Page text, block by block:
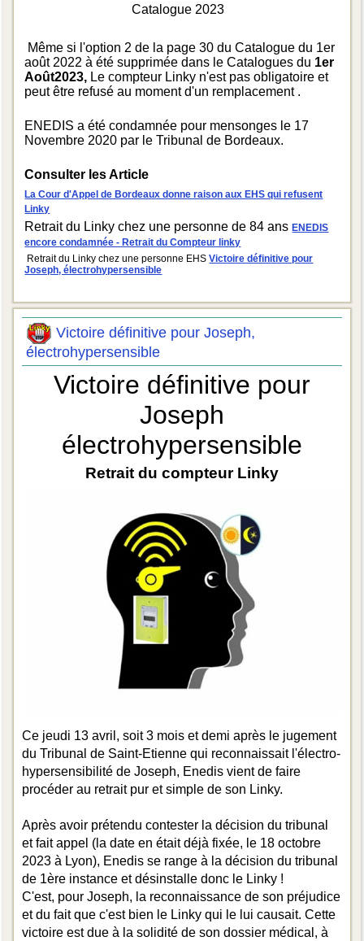
Catalogue 2023
Même si l'option 2 de la page 30 du Catalogue du 1er
août 2022 à été supprimée dans le Catalogues du 1er
Août2023, Le compteur Linky n'est pas obligatoire et
peut être refusé au moment d'un remplacement .
ENEDIS a été condamnée pour mensonges le 17
Novembre 2020 par le Tribunal de Bordeaux.
Consulter les Article
La Cour d'Appel de Bordeaux donne raison aux EHS qui refusent
Linky
Retrait du Linky chez une personne de 84 ansENEDIS
encore condamnée - Retrait du Compteur linky
Retrait du Linky chez une personne EHSVictoire définitive pour
Joseph, électrohypersensible
Victoire définitive pour Joseph,
électrohypersensible
Victoire définitive pour
Joseph
électrohypersensible
Retrait du compteur Linky
Ce jeudi 13 avril, soit 3 mois et demi après le jugement
du Tribunal de Saint-Etienne qui reconnaissait l'électro-
hypersensibilité de Joseph, Enedis vient de faire
procéder au retrait pur et simple de son Linky.
Après avoir prétendu contester la décision du tribunal
et fait appel (la date en était déjà fixée, le 18 octobre
2023 à Lyon), Enedis se range à la décision du tribunal
de 1ère instance et désinstalle donc le Linky !
C'est, pour Joseph, la reconnaissance de son préjudice
et du fait que c'est bien le Linky qui le lui causait. Cette
victoire est due à la solidité de son dossier médical, à